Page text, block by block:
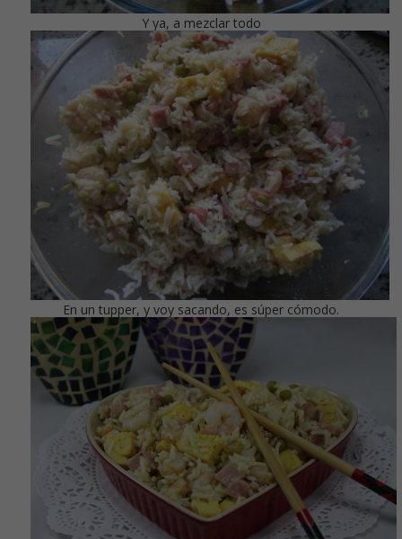
Y ya, a mezclar todo
En un tupper, y voy sacando, es súper cómodo.